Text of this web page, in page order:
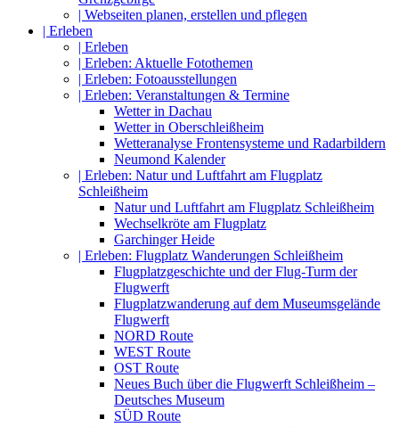
| Webseiten planen, erstellen und pflegen
| Erleben
| Erleben
| Erleben: Aktuelle Fotothemen
| Erleben: Fotoausstellungen
| Erleben: Veranstaltungen & Termine
Wetter in Dachau
Wetter in Oberschleißheim
Wetteranalyse Frontensysteme und Radarbildern
Neumond Kalender
| Erleben: Natur und Luftfahrt am Flugplatz
Schleißheim
Natur und Luftfahrt am Flugplatz Schleißheim
Wechselkröte am Flugplatz
Garchinger Heide
| Erleben: Flugplatz Wanderungen Schleißheim
Flugplatzgeschichte und der Flug-Turm der
Flugwerft
Flugplatzwanderung auf dem Museumsgelände
Flugwerft
NORD Route
WEST Route
OST Route
Neues Buch über die Flugwerft Schleißheim –
Deutsches Museum
SÜD Route